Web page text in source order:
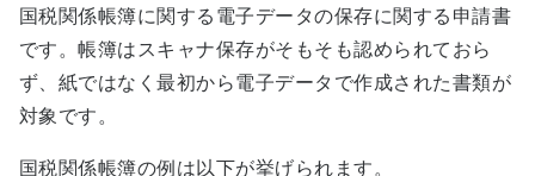
国税関係帳簿に関する電子データの保存に関する申請書
です。帳簿はスキャナ保存がそもそも認められておら
ず、紙ではなく最初から電子データで作成された書類が
対象です。
国税関係帳簿の例は以下が挙げられます。